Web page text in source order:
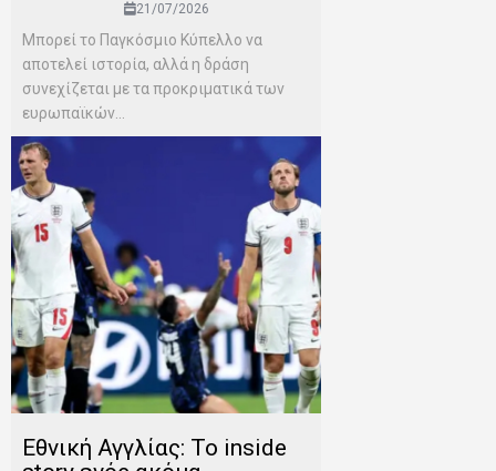
21/07/2026
Μπορεί το Παγκόσμιο Κύπελλο να
αποτελεί ιστορία, αλλά η δράση
συνεχίζεται με τα προκριματικά των
ευρωπαϊκών...
Εθνική Αγγλίας: Το inside